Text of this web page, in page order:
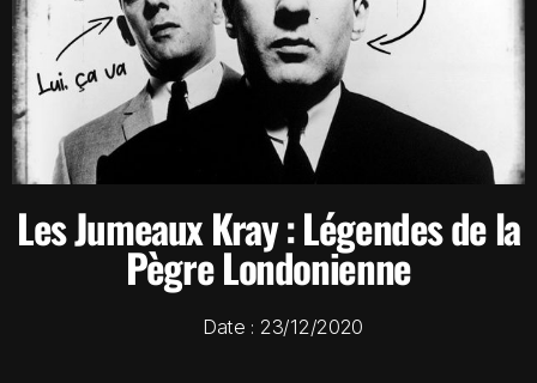
Les Jumeaux Kray : Légendes de la
Pègre Londonienne
Date : 23/12/2020